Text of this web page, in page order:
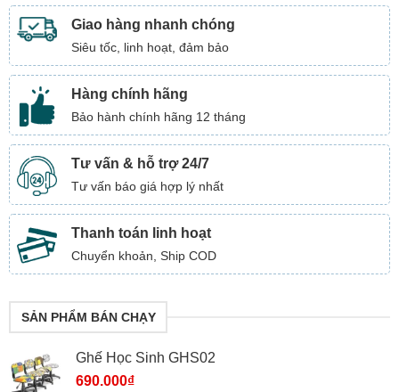
Giao hàng nhanh chóng
Siêu tốc, linh hoạt, đảm bảo
Hàng chính hãng
Bảo hành chính hãng 12 tháng
Tư vấn & hỗ trợ 24/7
Tư vấn báo giá hợp lý nhất
Thanh toán linh hoạt
Chuyển khoản, Ship COD
SẢN PHẨM BÁN CHẠY
Ghế Học Sinh GHS02
690.000₫